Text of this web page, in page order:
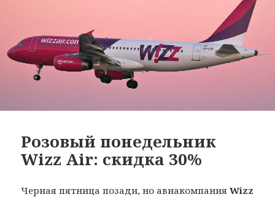
Розовый понедельник
Wizz Air: скидка 30%
Черная пятница позади, но авиакомпанияWizz